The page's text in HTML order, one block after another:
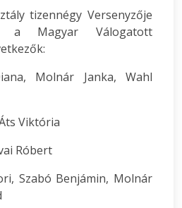
tizennégy Versenyzője
a Magyar Válogatott
Molnár Janka, Wahl
Viktória
Róbert
Szabó Benjámin, Molnár